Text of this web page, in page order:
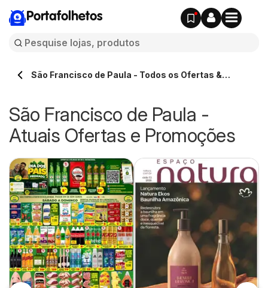
Portafolhetos
São Francisco de Paula - Todos os Ofertas &
São Francisco de Paula -
Atuais Ofertas e Promoções